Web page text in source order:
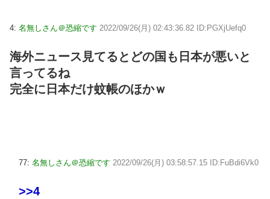
4: 名無しさん＠恐縮です 2022/09/26(月) 02:43:36.82 ID:PGXjUefq0
海外ニュース見てるとどの国も日本が悪いと
言ってるね
完全に日本だけ蚊帳のほかｗ
77: 名無しさん＠恐縮です 2022/09/26(月) 03:58:57.15 ID:FuBdi6Vk0
>>4